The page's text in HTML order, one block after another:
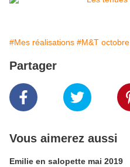
#Mes réalisations #M&T octobre
Partager
Vous aimerez aussi
Emilie en salopette mai 2019